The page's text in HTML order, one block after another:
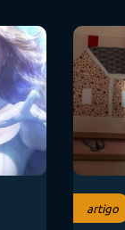
artigo